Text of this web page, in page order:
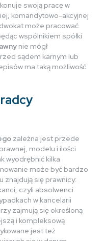
swoją pracę w
komandytowo-akcyjnej
może pracować
wspólnikiem spółki
nie mógł
sądem karnym lub
ma taką możliwość.
zależna jest przede
modelu i ilości
wyodrębnić kilka
może być bardzo
znajdują się prawnicy:
czyli absolwenci
w kancelarii
zajmują się określoną
i kompleksową
jest też